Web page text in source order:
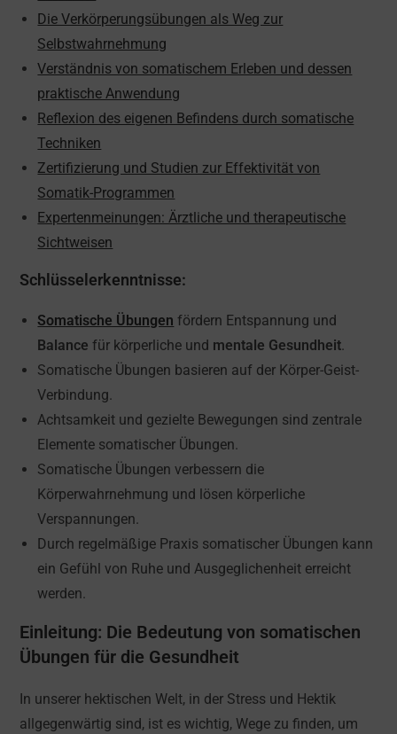
Die Verkörperungsübungen als Weg zur
Selbstwahrnehmung
Verständnis von somatischem Erleben und dessen
praktische Anwendung
Reflexion des eigenen Befindens durch somatische
Techniken
Zertifizierung und Studien zur Effektivität von
Somatik-Programmen
Expertenmeinungen: Ärztliche und therapeutische
Sichtweisen
Schlüsselerkenntnisse:
Somatische Übungen fördern Entspannung und
Balance für körperliche und mentale Gesundheit.
Somatische Übungen basieren auf der Körper-Geist-
Verbindung.
Achtsamkeit und gezielte Bewegungen sind zentrale
Elemente somatischer Übungen.
Somatische Übungen verbessern die
Körperwahrnehmung und lösen körperliche
Verspannungen.
Durch regelmäßige Praxis somatischer Übungen kann
ein Gefühl von Ruhe und Ausgeglichenheit erreicht
werden.
Einleitung: Die Bedeutung von somatischen
Übungen für die Gesundheit
In unserer hektischen Welt, in der Stress und Hektik
allgegenwärtig sind, ist es wichtig, Wege zu finden, um